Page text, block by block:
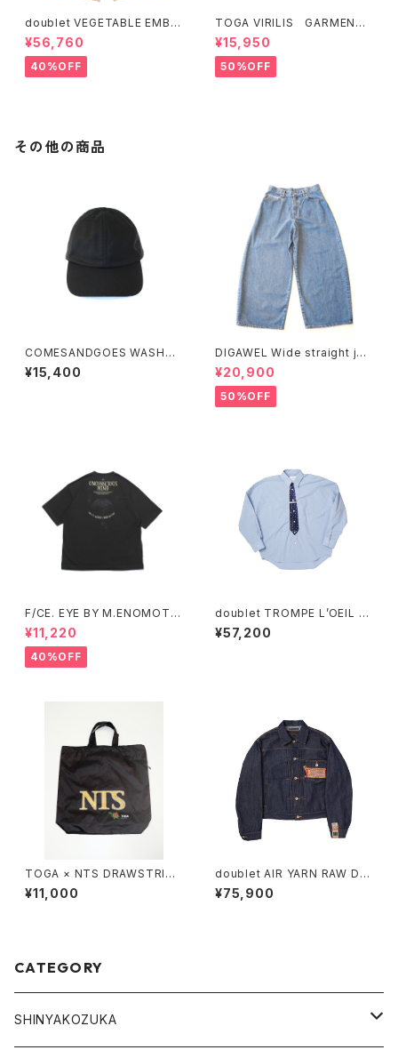
doublet VEGETABLE EMBR
OIDERY CUT-OFF PANTS
¥56,760
40%OFF
TOGA VIRILIS GARMENT
DYE T-SHIRT (Green、Nav
y)
¥15,950
50%OFF
その他の商品
COMESANDGOES WASHAB
LE TWILL STANDARD CAP
¥15,400
DIGAWEL Wide straight jea
ns
¥20,900
50%OFF
F/CE. EYE BY M.ENOMOTO
T
¥11,220
40%OFF
doublet TROMPE L’OEIL TI
E EMBROIDERY SHIRT
¥57,200
TOGA × NTS DRAWSTRING
BAG
¥11,000
doublet AIR YARN RAW DE
NIM JACKET
¥75,900
CATEGORY
SHINYAKOZUKA